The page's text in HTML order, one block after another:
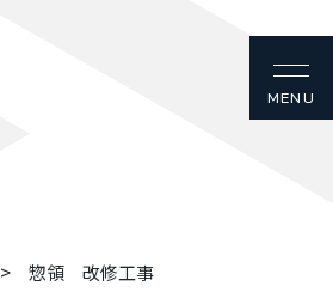
惣領 改修工事